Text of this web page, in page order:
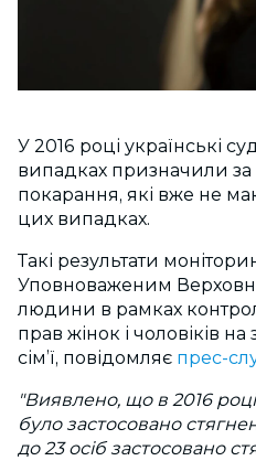
У 2016 році українські
випадках призначили за
покарання, які вже не
цих випадках.
Такі результати
Уповноваженим
людини в рамках
прав жінок і чоловіків
сім’ї, повідомляє прес-
"Виявлено, що в 2016
було застосовано
до 23 осіб застосовано